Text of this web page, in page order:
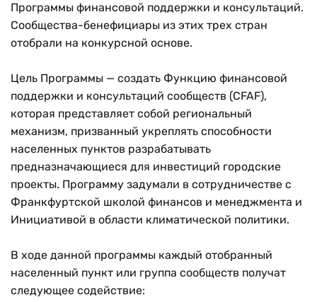
Программы финансовой поддержки и консультаций.
Сообщества-бенефициары из этих трех стран
отобрали на конкурсной основе.
Цель Программы — создать Функцию финансовой
поддержки и консультаций сообществ (CFAF),
которая представляет собой региональный
механизм, призванный укреплять способности
населенных пунктов разрабатывать
предназначающиеся для инвестиций городские
проекты. Программу задумали в сотрудничестве с
Франкфуртской школой финансов и менеджмента и
Инициативой в области климатической политики.
В ходе данной программы каждый отобранный
населенный пункт или группа сообществ получат
следующее содействие: